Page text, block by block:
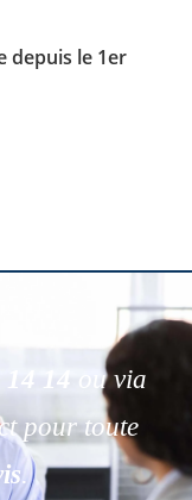
depuis le 1er
14
ou via
pour toute
.